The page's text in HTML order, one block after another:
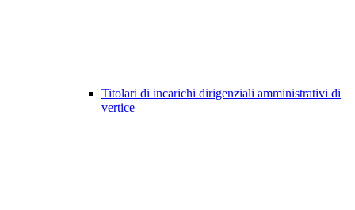
Titolari di incarichi dirigenziali amministrativi di
vertice